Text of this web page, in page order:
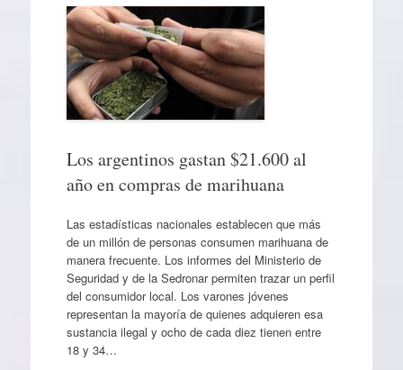
Los argentinos gastan $21.600 al
año en compras de marihuana
Las estadísticas nacionales establecen que más
de un millón de personas consumen marihuana de
manera frecuente. Los informes del Ministerio de
Seguridad y de la Sedronar permiten trazar un perfil
del consumidor local. Los varones jóvenes
representan la mayoría de quienes adquieren esa
sustancia ilegal y ocho de cada diez tienen entre
18 y 34…